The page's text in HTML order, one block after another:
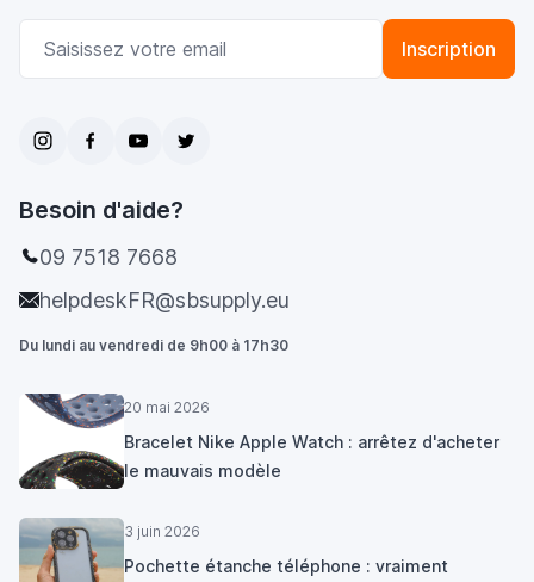
Adresse email
Inscription
Besoin d'aide?
09 7518 7668
helpdeskFR@sbsupply.eu
Du lundi au vendredi de 9h00 à 17h30
20 mai 2026
Bracelet Nike Apple Watch : arrêtez d'acheter
le mauvais modèle
3 juin 2026
Pochette étanche téléphone : vraiment